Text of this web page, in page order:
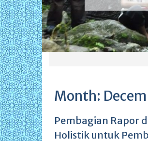
Month:
Pembagian Rapor
Holistik untuk